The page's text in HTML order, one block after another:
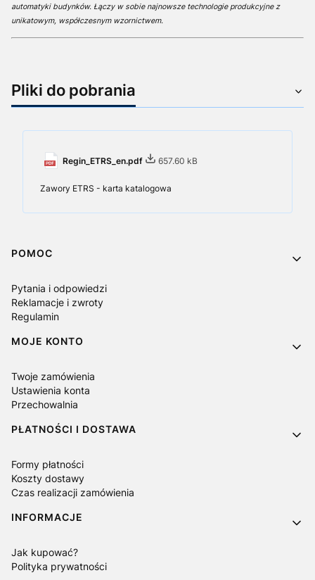
automatyki budynków. Łączy w sobie najnowsze technologie produkcyjne z
unikatowym, współczesnym wzornictwem.
Pliki do pobrania
Regin_ETRS_en.pdf 657.60 kB
Zawory ETRS - karta katalogowa
Linki w stopce
POMOC
Pytania i odpowiedzi
Reklamacje i zwroty
Regulamin
MOJE KONTO
Twoje zamówienia
Ustawienia konta
Przechowalnia
PŁATNOŚCI I DOSTAWA
Formy płatności
Koszty dostawy
Czas realizacji zamówienia
INFORMACJE
Jak kupować?
Polityka prywatności